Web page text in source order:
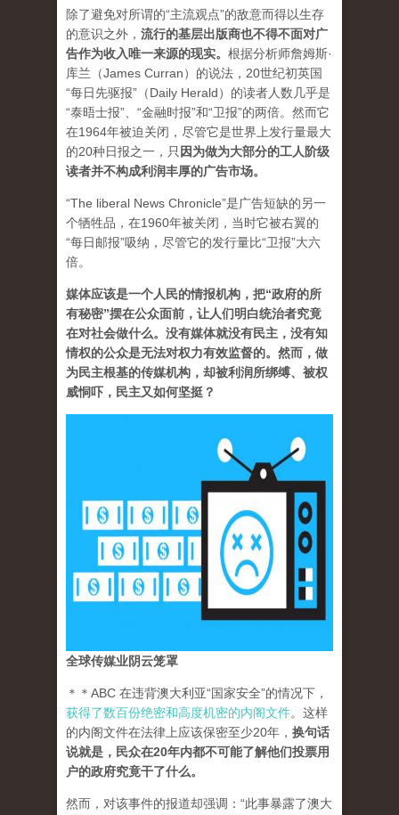
除了避免对所谓的“主流观点”的敌意而得以生存
的意识之外， 流行的基层出版商也不得不面对广
告作为收入唯一来源的现实。 根据分析师詹姆斯·
库兰（James Curran）的说法，20世纪初英国
“每日先驱报”（Daily Herald）的读者人数几乎是
“泰晤士报”、“金融时报”和“卫报”的两倍。然而它
在1964年被迫关闭，尽管它是世界上发行量最大
的20种日报之一， 只 因为做为大部分的工人阶级
读者并不构成利润丰厚的广告市场。
“The liberal News Chronicle”是广告短缺的另一
个牺牲品，在1960年被关闭，当时它被右翼的
“每日邮报”吸纳，尽管它的发行量比“卫报”大六
倍。
媒体应该是一个人民的情报机构，把“政府的所
有秘密”摆在公众面前，让人们明白统治者究竟
在对社会做什么。没有媒体就没有民主，没有知
情权的公众是无法对权力有效监督的。然而，做
为民主根基的传媒机构，却被利润所绑缚、被权
威恫吓，民主又如何坚挺？
全球传媒业阴云笼罩
＊＊ABC 在违背澳大利亚“国家安全”的情况下，
获得了数百份绝密和高度机密的内阁文件。这样
的内阁文件在法律上应该保密至少20年， 换句话
说就是，民众在20年内都不可能了解他们投票用
户的政府究竟干了什么。
然而，对该事件的报道却强调：“此事暴露了澳大